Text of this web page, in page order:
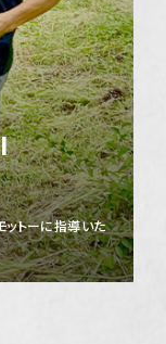
ットーに指導いた